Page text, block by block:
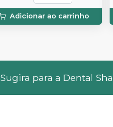
Adicionar ao carrinho
Sugira para a Dental